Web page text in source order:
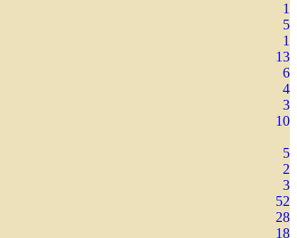
1
5
1
13
6
4
3
10
5
2
3
52
28
18